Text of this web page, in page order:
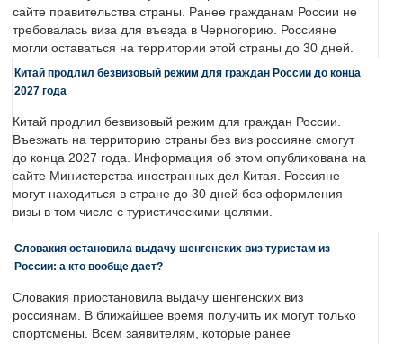
сайте правительства страны. Ранее гражданам России не
требовалась виза для въезда в Черногорию. Россияне
могли оставаться на территории этой страны до 30 дней.
Китай продлил безвизовый режим для граждан России до конца
2027 года
Китай продлил безвизовый режим для граждан России.
Въезжать на территорию страны без виз россияне смогут
до конца 2027 года. Информация об этом опубликована на
сайте Министерства иностранных дел Китая. Россияне
могут находиться в стране до 30 дней без оформления
визы в том числе с туристическими целями.
Словакия остановила выдачу шенгенских виз туристам из
России: а кто вообще дает?
Словакия приостановила выдачу шенгенских виз
россиянам. В ближайшее время получить их могут только
спортсмены. Всем заявителям, которые ранее